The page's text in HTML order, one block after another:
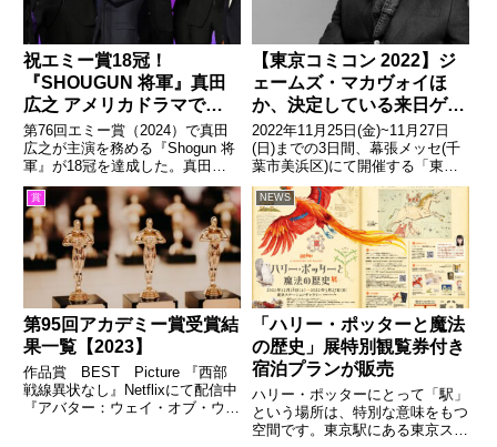
祝エミー賞18冠！
『SHOUGUN 将軍』真田
広之 アメリカドラマでの
全歴史
第76回エミー賞（2024）で真田
広之が主演を務める『Shogun 将
軍』が18冠を達成した。真田広
之のアメリカドラマでの軌跡をた
どり、『ラストサムライ』から始
まるアメリカエンタメ界への挑戦
を振り返る。
【東京コミコン 2022】ジ
ェームズ・マカヴォイほ
か、決定している来日ゲス
トまとめ
2022年11月25日(金)~11月27日
(日)までの3日間、幕張メッセ(千
葉市美浜区)にて開催する「東京
コミックコンベンション 2022」
(以下、「東京コミコン 2022」)
の新たな来日セレブ情報について
ご紹介します。 まずは、本日発
表さ...
賞
第95回アカデミー賞受賞結
果一覧【2023】
作品賞 BEST Picture 『西部
戦線異状なし』Netflixにて配信中
『アバター：ウェイ・オブ・ウォ
NEWS
「ハリー・ポッターと魔法
の歴史」展特別観覧券付き
宿泊プランが販売
ハリー・ポッターにとって「駅」
という場所は、特別な意味をもつ
空間です。東京駅にある東京ステ